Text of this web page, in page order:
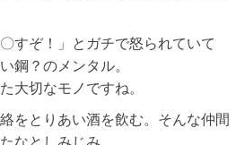
すぞ！」とガチで怒られていて
鋼？のメンタル。
大切なモノですね。
をとりあい酒を飲む。そんな仲間